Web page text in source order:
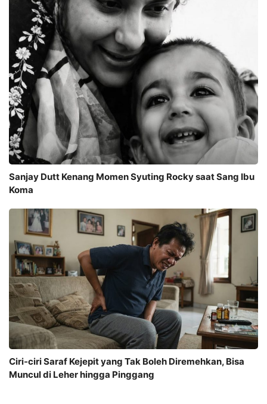
Sanjay Dutt Kenang Momen Syuting Rocky saat Sang Ibu
Koma
Ciri-ciri Saraf Kejepit yang Tak Boleh Diremehkan, Bisa
Muncul di Leher hingga Pinggang